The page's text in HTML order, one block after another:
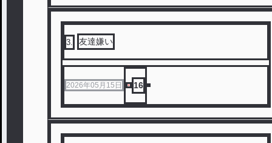
3 友達嫌い
2026年05月15日 16